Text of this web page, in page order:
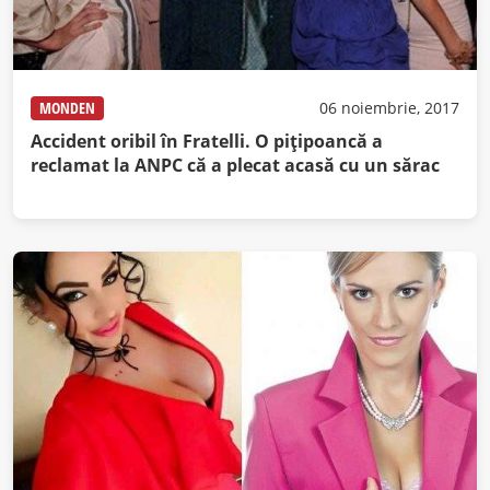
MONDEN 06 noiembrie, 2017
Accident oribil în Fratelli. O piţipoancă a
reclamat la ANPC că a plecat acasă cu un sărac